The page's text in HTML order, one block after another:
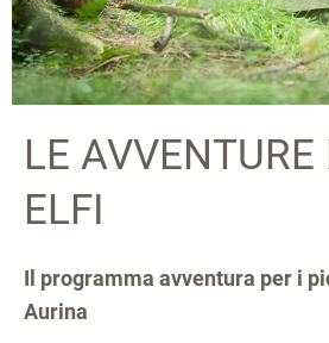
LE AVVENTURE
ELFI
Il programma avventura per i
Aurina